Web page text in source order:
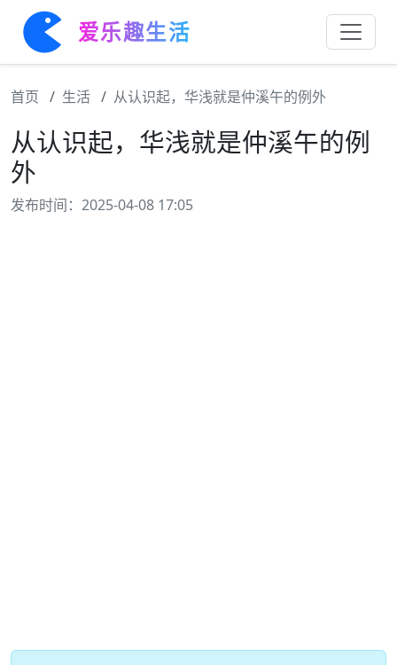
爱乐趣生活
首页 生活 从认识起，华浅就是仲溪午的例外
从认识起，华浅就是仲溪午的例
外
发布时间：2025-04-08 17:05